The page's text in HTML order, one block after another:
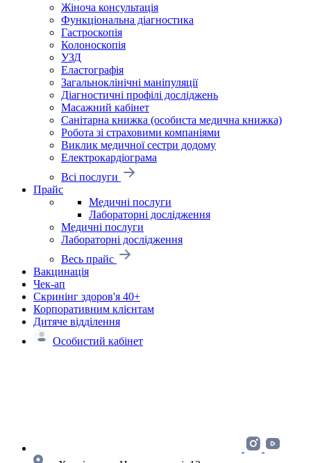
Жіноча консультація
Функціональна діагностика
Гастроскопія
Колоноскопія
УЗД
Еластографія
Загальноклінічні маніпуляції
Діагностичні профілі досліджень
Масажний кабінет
Санітарна книжка (особиста медична книжка)
Робота зі страховими компаніями
Виклик медичної сестри додому
Електрокардіограма
Всі послуги
Прайс
Медичні послуги
Лабораторні дослідження
Медичні послуги
Лабораторні дослідження
Весь прайс
Вакцинація
Чек-ап
Скринінг здоров'я 40+
Корпоративним клієнтам
Дитяче відділення
Особистий кабінет